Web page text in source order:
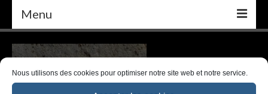
Nous utilisons des cookies pour optimiser notre site web et notre service.
Menu
PEINTURE
DÉCORATION INTÉRIEURE